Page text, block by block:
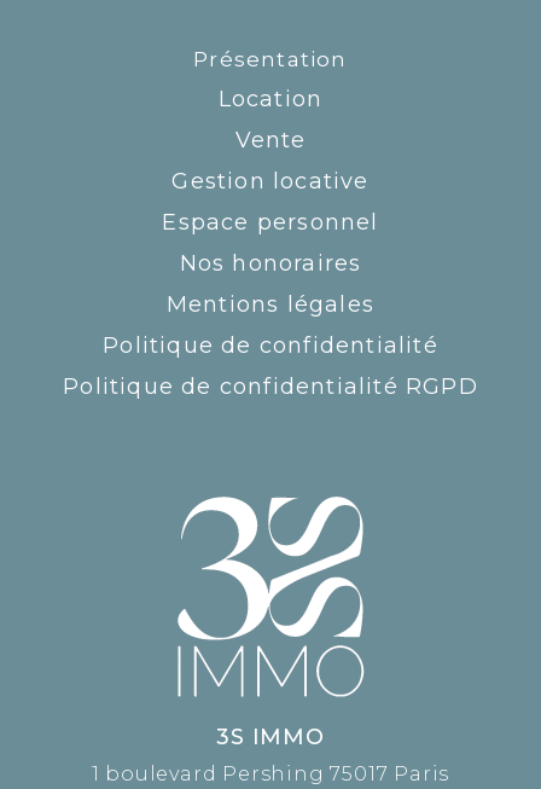
Présentation
Location
Vente
Gestion locative
Espace personnel
Nos honoraires
Mentions légales
Politique de confidentialité
Politique de confidentialité RGPD
3S IMMO
1 boulevard Pershing 75017 Paris